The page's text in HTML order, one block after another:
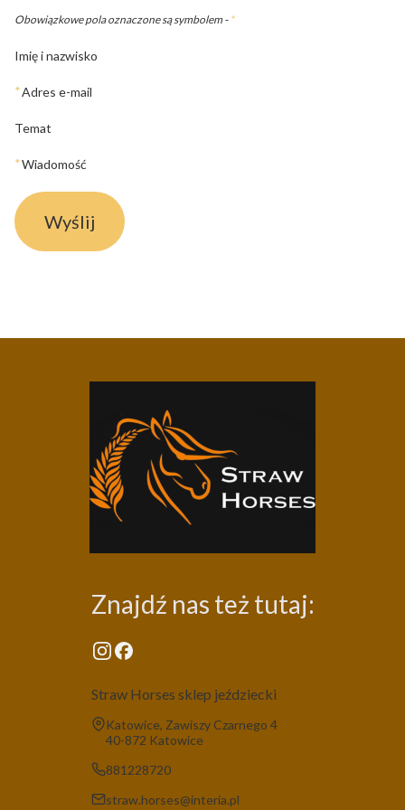
Obowiązkowe pola oznaczone są symbolem - *
Imię i nazwisko
*Adres e-mail
Temat
*Wiadomość
Wyślij
Znajdź nas też tutaj:
Straw Horses sklep jeździecki
Adres:
Katowice, Zawiszy Czarnego 4
40-872 Katowice
881228720
straw.horses@interia.pl